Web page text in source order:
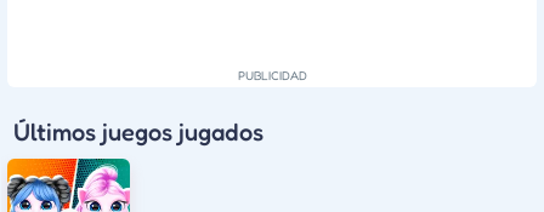
Últimos juegos jugados